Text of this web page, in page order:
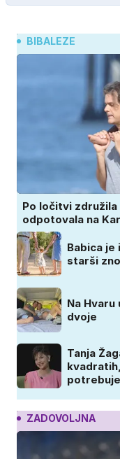
BIBALEZE
Po ločitvi
odpotovala na
Babica je
starši
Na
dvoje
Tanja
potrebuje
ZADOVOLJNA